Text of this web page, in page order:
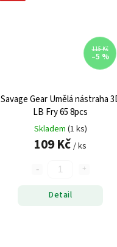
115 Kč
–5 %
Savage Gear Umělá nástraha
LB Fry 65 8pcs
Skladem (1 ks)
109 Kč / ks
Detail